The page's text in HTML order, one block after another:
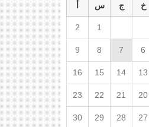
خ ج س
1
2
6
7
8
9
13
14
15
16
20
21
22
23
27
28
29
30